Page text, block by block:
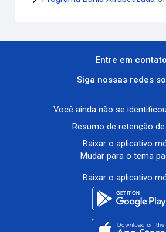
Entre em contato
Siga nossas redes
Você ainda não se
Resumo de retenção
Baixar o aplicativo
Mudar para o tema
Baixar o aplicativo